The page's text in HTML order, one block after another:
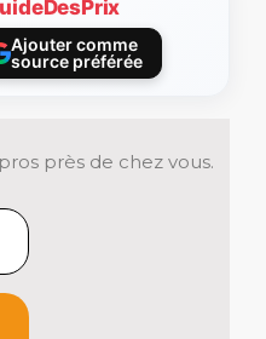
Ajouter comme
source préférée
près de chez vous.